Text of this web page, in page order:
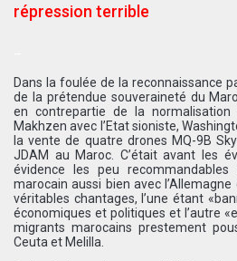
répression terrible
Dans la foulée de la reconnaissance
de la prétendue souveraineté du
en contrepartie de la normalisation
Makhzen avec l’Etat sioniste,
la vente de quatre drones MQ-9B
JDAM au Maroc. C’était avant les
évidence les peu
marocain aussi bien avec l’Allemagne
véritables chantages, l’une étant
économiques et politiques et l’autre
migrants marocains prestement
Ceuta et Melilla.